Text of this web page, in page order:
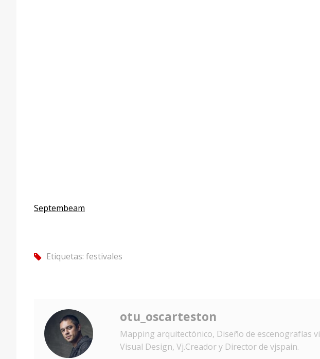
Septembeam
tag Etiquetas: festivales
otu_oscarteston
Mapping arquitectónico, Diseño de escenografías
Visual Design, Vj.Creador y Director de vjspain.